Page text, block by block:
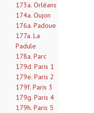
173a. Orléans
174a. Oujon
176a. Padoue
177a. La
Padule
178a. Parc
179d. Paris 1
179e. Paris 2
179f. Paris 3
179g. Paris 4
179h. Paris 5